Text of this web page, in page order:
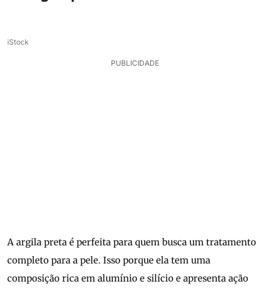
iStock
PUBLICIDADE
A argila preta é perfeita para quem busca um tratamento
completo para a pele. Isso porque ela tem uma
composição rica em alumínio e silício e apresenta ação